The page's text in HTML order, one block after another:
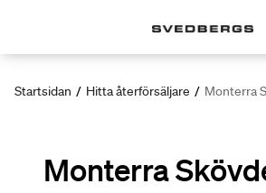
Startsidan / Hitta återförsäljare / Monterra
Monterra